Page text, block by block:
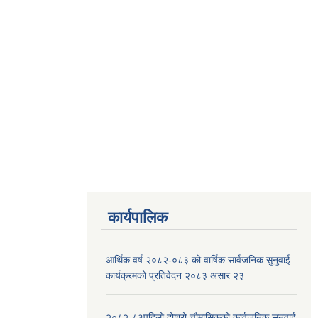
कार्यपालिक
आर्थिक वर्ष २०८२-०८३ को वार्षिक सार्वजनिक सुनुवाई
कार्यक्रमको प्रतिवेदन २०८३ असार २३